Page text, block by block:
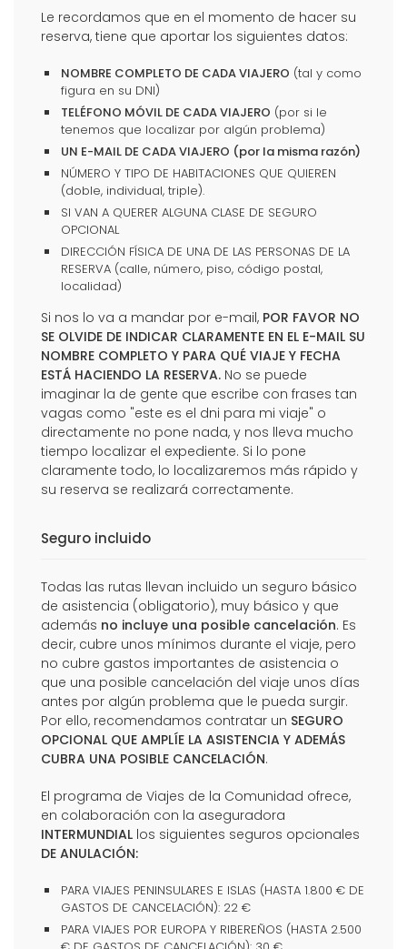
Le recordamos que en el momento de hacer su
reserva, tiene que aportar los siguientes datos:
NOMBRE COMPLETO DE CADA VIAJERO (tal y como
figura en su DNI)
TELÉFONO MÓVIL DE CADA VIAJERO (por si le
tenemos que localizar por algún problema)
UN E-MAIL DE CADA VIAJERO (por la misma razón)
NÚMERO Y TIPO DE HABITACIONES QUE QUIEREN
(doble, individual, triple).
SI VAN A QUERER ALGUNA CLASE DE SEGURO
OPCIONAL
DIRECCIÓN FÍSICA DE UNA DE LAS PERSONAS DE LA
RESERVA (calle, número, piso, código postal,
localidad)
Si nos lo va a mandar por e-mail, POR FAVOR NO
SE OLVIDE DE INDICAR CLARAMENTE EN EL E-MAIL SU
NOMBRE COMPLETO Y PARA QUÉ VIAJE Y FECHA
ESTÁ HACIENDO LA RESERVA. No se puede
imaginar la de gente que escribe con frases tan
vagas como "este es el dni para mi viaje" o
directamente no pone nada, y nos lleva mucho
tiempo localizar el expediente. Si lo pone
claramente todo, lo localizaremos más rápido y
su reserva se realizará correctamente.
Seguro incluido
Todas las rutas llevan incluido un seguro básico
de asistencia (obligatorio), muy básico y que
además no incluye una posible cancelación. Es
decir, cubre unos mínimos durante el viaje, pero
no cubre gastos importantes de asistencia o
que una posible cancelación del viaje unos días
antes por algún problema que le pueda surgir.
Por ello, recomendamos contratar un SEGURO
OPCIONAL QUE AMPLÍE LA ASISTENCIA Y ADEMÁS
CUBRA UNA POSIBLE CANCELACIÓN.
El programa de Viajes de la Comunidad ofrece,
en colaboración con la aseguradora
INTERMUNDIAL los siguientes seguros opcionales
DE ANULACIÓN:
PARA VIAJES PENINSULARES E ISLAS (HASTA 1.800 € DE
GASTOS DE CANCELACIÓN): 22 €
PARA VIAJES POR EUROPA Y RIBEREÑOS (HASTA 2.500